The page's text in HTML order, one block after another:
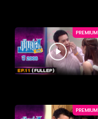
PREMIUM
PREMIUM